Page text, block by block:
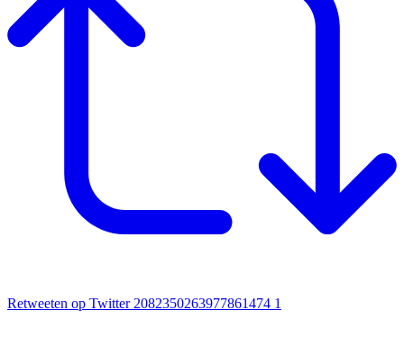
Retweeten op Twitter 2082350263977861474 1